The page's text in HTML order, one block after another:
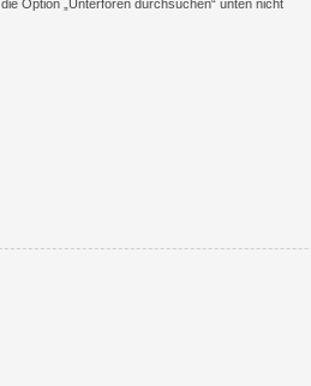
Option „Unterforen durchsuchen“ unten nicht